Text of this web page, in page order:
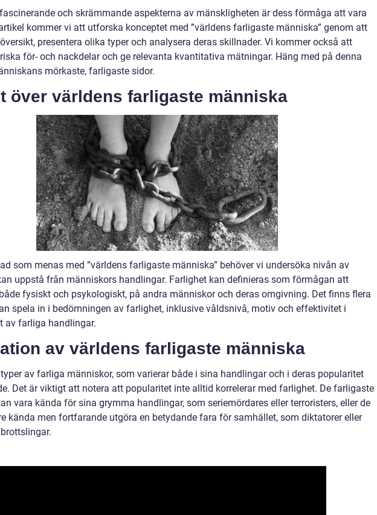
och skrämmande aspekterna av mänskligheten är dess förmåga att vara
kommer vi att utforska konceptet med ”världens farligaste människa” genom att
presentera olika typer och analysera deras skillnader. Vi kommer också att
för- och nackdelar och ge relevanta kvantitativa mätningar. Häng med på denna
mörkaste, farligaste sidor.
över världens farligaste människa
som menas med ”världens farligaste människa” behöver vi undersöka nivån av
uppstå från människors handlingar. Farlighet kan definieras som förmågan att
fysiskt och psykologiskt, på andra människor och deras omgivning. Det finns flera
spela in i bedömningen av farlighet, inklusive våldsnivå, motiv och effektivitet i
av farliga handlingar.
av världens farligaste människa
av farliga människor, som varierar både i sina handlingar och i deras popularitet
Det är viktigt att notera att popularitet inte alltid korrelerar med farlighet. De farligaste
vara kända för sina grymma handlingar, som seriemördares eller terroristers, eller de
kända men fortfarande utgöra en betydande fara för samhället, som diktatorer eller